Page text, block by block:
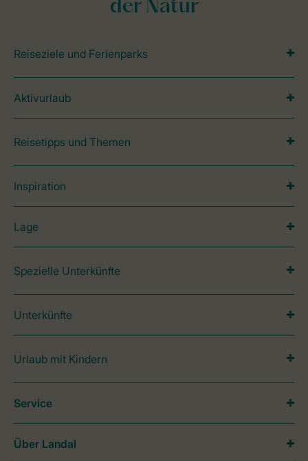
der Natur
Reiseziele und Ferienparks
Aktivurlaub
Reisetipps und Themen
Inspiration
Lage
Spezielle Unterkünfte
Unterkünfte
Urlaub mit Kindern
Service
Über Landal